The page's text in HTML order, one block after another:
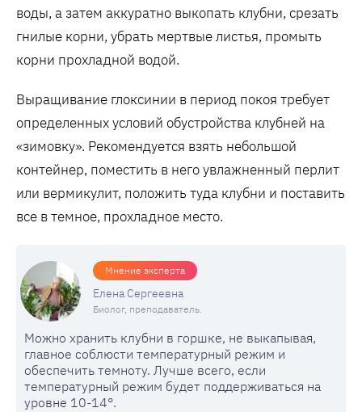
воды, а затем аккуратно выкопать клубни, срезать
гнилые корни, убрать мертвые листья, промыть
корни прохладной водой.
Выращивание глоксинии в период покоя требует
определенных условий обустройства клубней на
«зимовку». Рекомендуется взять небольшой
контейнер, поместить в него увлажненный перлит
или вермикулит, положить туда клубни и поставить
все в темное, прохладное место.
Мнение эксперта
Елена Сергеевна
Биолог, преподаватель.
Можно хранить клубни в горшке, не выкапывая,
главное соблюсти температурный режим и
обеспечить темноту. Лучше всего, если
температурный режим будет поддерживаться на
уровне 10-14°.